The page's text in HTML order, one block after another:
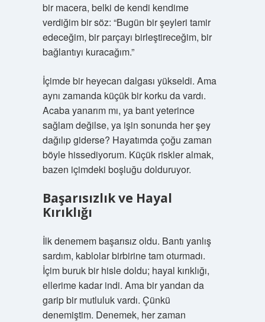
bir macera, belki de kendi kendime
verdiğim bir söz: “Bugün bir şeyleri tamir
edeceğim, bir parçayı birleştireceğim, bir
bağlantıyı kuracağım.”
İçimde bir heyecan dalgası yükseldi. Ama
aynı zamanda küçük bir korku da vardı.
Acaba yanarım mı, ya bant yeterince
sağlam değilse, ya işin sonunda her şey
dağılıp giderse? Hayatımda çoğu zaman
böyle hissediyorum. Küçük riskler almak,
bazen içimdeki boşluğu dolduruyor.
Başarısızlık ve Hayal
Kırıklığı
İlk denemem başarısız oldu. Bantı yanlış
sardım, kablolar birbirine tam oturmadı.
İçim buruk bir hisle doldu; hayal kırıklığı,
ellerime kadar indi. Ama bir yandan da
garip bir mutluluk vardı. Çünkü
denemiştim. Denemek, her zaman